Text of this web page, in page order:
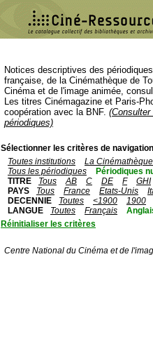
Notices descriptives des
française, de la Cinémathèque de
Cinéma et de l'image animée,
Les titres Cinémagazine et Paris-
coopération avec la BNF.
périodiques)
Sélectionner les critères de
Toutes institutions
La
Tous les périodiques
Périodiques
TITRE
Tous AB C DE F
GHI
PAYS
Tous France Etats-Unis
DECENNIE
Toutes <1900
1900
LANGUE
Toutes Français
Réinitialiser les critères
Centre National du Cinéma et de